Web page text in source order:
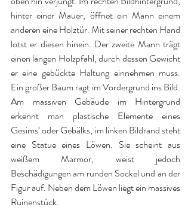
hinter einer Mauer, öffnet ein Mann einem
anderen eine Holztür. Mit seiner rechten Hand
lotst er diesen hinein. Der zweite Mann trägt
einen langen Holzpfahl, durch dessen Gewicht
er eine gebückte Haltung einnehmen muss.
Ein großer Baum ragt im Vordergrund ins Bild.
Am massiven Gebäude im Hintergrund
erkennt man plastische Elemente eines
Gesims‘ oder Gebälks, im linken Bildrand steht
eine Statue eines Löwen. Sie scheint aus
weißem Marmor, weist jedoch
Beschädigungen am runden Sockel und an der
Figur auf. Neben dem Löwen liegt ein massives
Ruinenstück.